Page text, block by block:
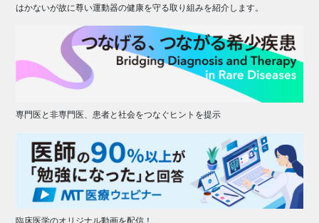
はかないが故に尊い運動器の健康を守る取り組みを紹介します。
専門医と非専門医、患者と社会をつなぐヒントを提示
臨床医学のオリジナル動画を配信！